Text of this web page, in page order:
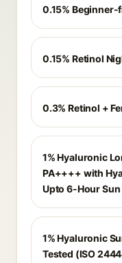
0.15%
0.15% Retinol
0.3% Retinol +
1% Hyaluronic
PA++++ with
Upto 6-Hour
1% Hyaluronic
Tested (ISO